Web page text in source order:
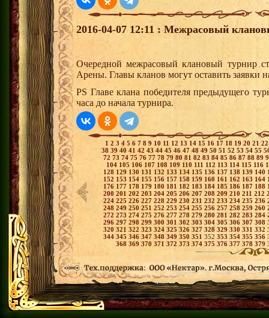
2016-04-07 12:11 : Межрасовый
Очередной межрасовый клановый турнир
Арены. Главы кланов могут оставить заявки
PS Главе клана победителя предыдущего
часа до начала турнира.
1 2 3 4 5 6 7 8 9 10 11 12 13 14 15 16 17 18 19 20 21
38 39 40 41 42 43 44 45 46 47 48 49 50 51 52 53 54 55
72 73 74 75 76 77 78 79 80 81 82 83 84 85 86 87 88 89
104 105 106 107 108 109 110 111 112 113 114 115 116
128 129 130 131 132 133 134 135 136 137 138 139 140
152 153 154 155 156 157 158 159 160 161 162 163 164
176 177 178 179 180 181 182 183 184 185 186 187 188
200 201 202 203 204 205 206 207 208 209 210 211 212
224 225 226 227 228 229 230 231 232 233 234 235 236
248 249 250 251 252 253 254 255 256 257 258 259 260
272 273 274 275 276 277 278 279 280 281 282 283 284
296 297 298 299 300 301 302 303 304 305 306 307 308
320 321 322 323 324 325326 327 328 329 330 331 332
344 345 346 347 348 349 350 351 352 353 354 355 356
368 369 370 371 372 373 374 375 376 377 378 379